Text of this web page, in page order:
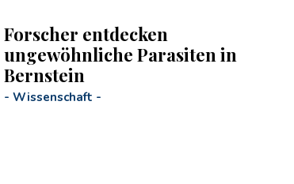
Forscher entdecken
ungewöhnliche Parasiten in
Bernstein
- Wissenschaft -